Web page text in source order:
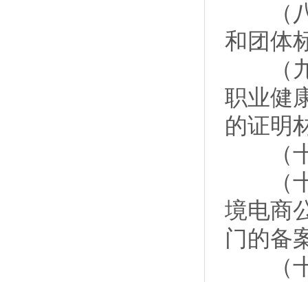
（八
和团体
（九
职业健
的证明
（十
（十
境电商
门的备
（十